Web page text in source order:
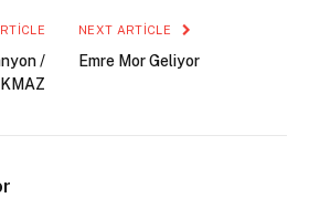
/
NEXT ARTICLE
Emre Mor Geliyor